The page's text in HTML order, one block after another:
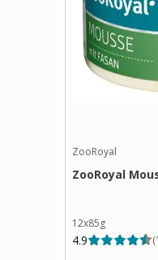
ZooRoyal
ZooRoyal
12x85g
4.9 (